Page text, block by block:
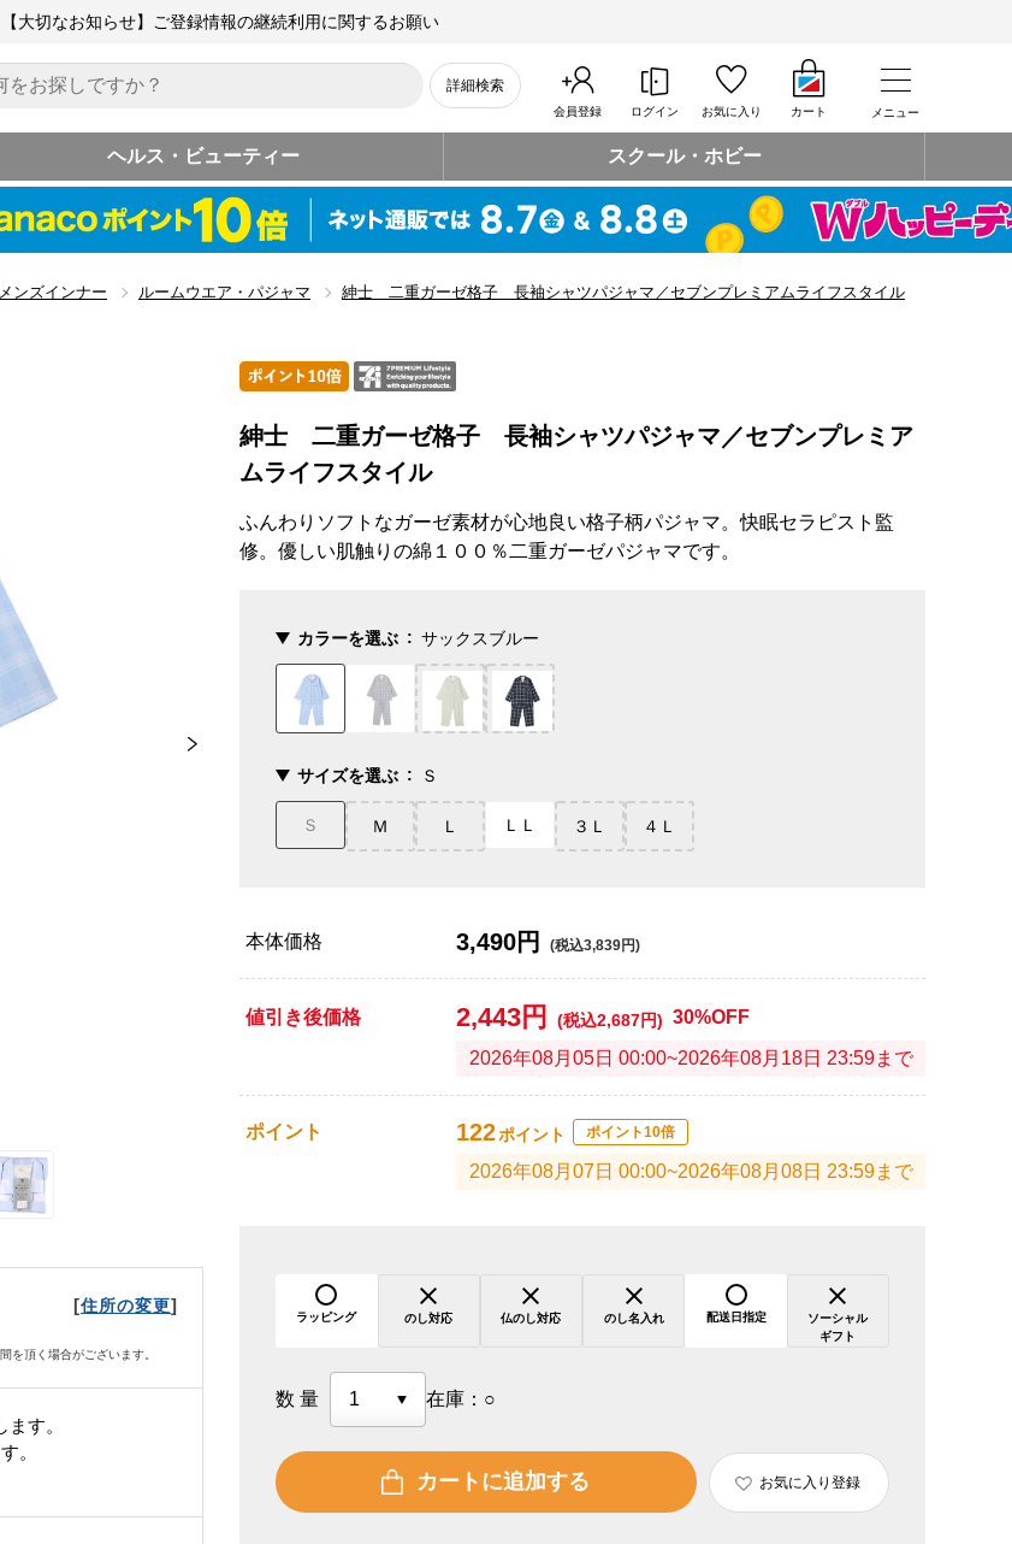
【大切なお知らせ】ご登録情報の継続利用に関するお願い
詳細検索
会員登録 ログイン お気に入り カート メニュー
ヘルス・ビューティー スクール・ホビー
メンズインナー ルームウエア・パジャマ 紳士 二重ガーゼ格子 長袖シャツパジャマ／セブンプレミアムライフスタイル
[住所の変更]
を頂く場合がございます。
ます。
。
紳士 二重ガーゼ格子 長袖シャツパジャマ／セブンプレミア
ムライフスタイル
ふんわりソフトなガーゼ素材が心地良い格子柄パジャマ。快眠セラピスト監
修。優しい肌触りの綿１００％二重ガーゼパジャマです。
カラーを選ぶ サックスブルー
サイズを選ぶ Ｓ
Ｓ Ｍ Ｌ ＬＬ ３Ｌ ４Ｌ
本体価格 3,490円 (税込3,839円)
値引き後価格 2,443円 (税込2,687円) 30%OFF
2026年08月05日 00:00~2026年08月18日 23:59まで
ポイント 122ポイント ポイント10倍
2026年08月07日 00:00~2026年08月08日 23:59まで
ラッピング のし対応 仏のし対応 のし名入れ 配送日指定
ソーシャル
ギフト
数量 在庫： ○
カートに追加する お気に入り登録